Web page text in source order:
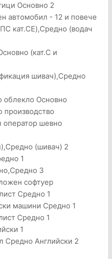
Основно 2
автомобил - 12 и повече
кат.CE),Средно (водач
(кат.С и
шивач),Средно
Основно
шевно
(шивач) 2
1
3
софтуер
Средно 1
машини Средно 1
Средно 1
1
Средно Английски 2